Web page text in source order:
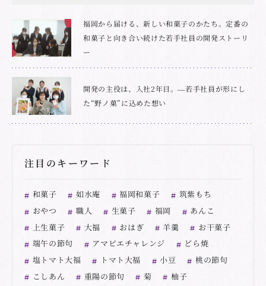
福岡から届ける、新しい和菓子のかたち。定番の
和菓子と向き合い続けた若手社員の開発ストーリ
ー
開発の主役は、入社2年目。―若手社員が形にし
た“野ノ菓”に込めた想い
注目のキーワード
和菓子 如水庵 福岡和菓子
筑紫もち
おやつ
職人 生菓子 福岡
あんこ
上生菓子
大福 おはぎ 羊羹
お干菓子
端午の節句
アマビエチャレンジ
どら焼
塩トマト大福
トマト大福 小豆
桃の節句
こしあん
重陽の節句 菊
柚子